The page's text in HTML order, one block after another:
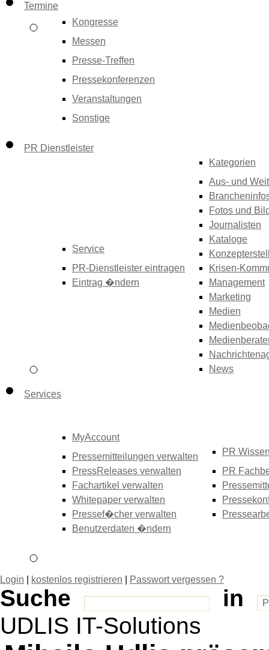
Termine
Kongresse
Messen
Presse-Treffen
Pressekonferenzen
Veranstaltungen
Sonstige
PR Dienstleister
Service
PR-Dienstleister eintragen
Eintrag �ndern
Kategorien
Aus- und
Fotos und
Journalisten
Kataloge
Krisen-
Management
Marketing
Medien
News
Services
MyAccount
Pressemitteilungen verwalten
PressReleases verwalten
Fachartikel verwalten
Whitepaper verwalten
Pressef�cher verwalten
Benutzerdaten �ndern
PR
PR
Login kostenlos registrieren Passwort vergessen ?
Suche
in
UDLIS IT-Solutions